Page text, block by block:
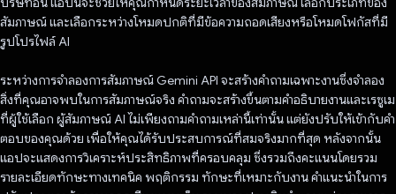
สัมภาษณ์ และเลือกระหว่างโหมดปกติที่มีข้อความถอดเสียงหรือโหมดโฟกัสที่มี
รูปโปรไฟล์ AI
ระหว่างการจำลองการสัมภาษณ์ Gemini API จะสร้างคำถามเฉพาะงานซึ่งจำลอง
สิ่งที่คุณอาจพบในการสัมภาษณ์จริง คำถามจะสร้างขึ้นตามคำอธิบายงานและเรซูเม
ที่ผู้ใช้เลือก ผู้สัมภาษณ์ AI ไม่เพียงถามคำถามเหล่านี้เท่านั้น แต่ยังปรับให้เข้ากับคำ
ตอบของคุณด้วย เพื่อให้คุณได้รับประสบการณ์ที่สมจริงมากที่สุด หลังจากนั้น
แอปจะแสดงการวิเคราะห์ประสิทธิภาพที่ครอบคลุม ซึ่งรวมถึงคะแนนโดยรวม
รายละเอียดทักษะทางเทคนิค พฤติกรรม ทักษะที่เหมาะกับงาน คำแนะนำในการ